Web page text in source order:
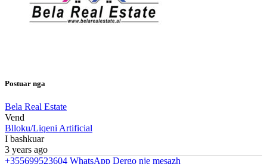
Postuar nga
Bela Real Estate
Vend
Blloku/Liqeni Artificial
I bashkuar
3 years ago
+355699523604 WhatsApp Dergo nje mesazh